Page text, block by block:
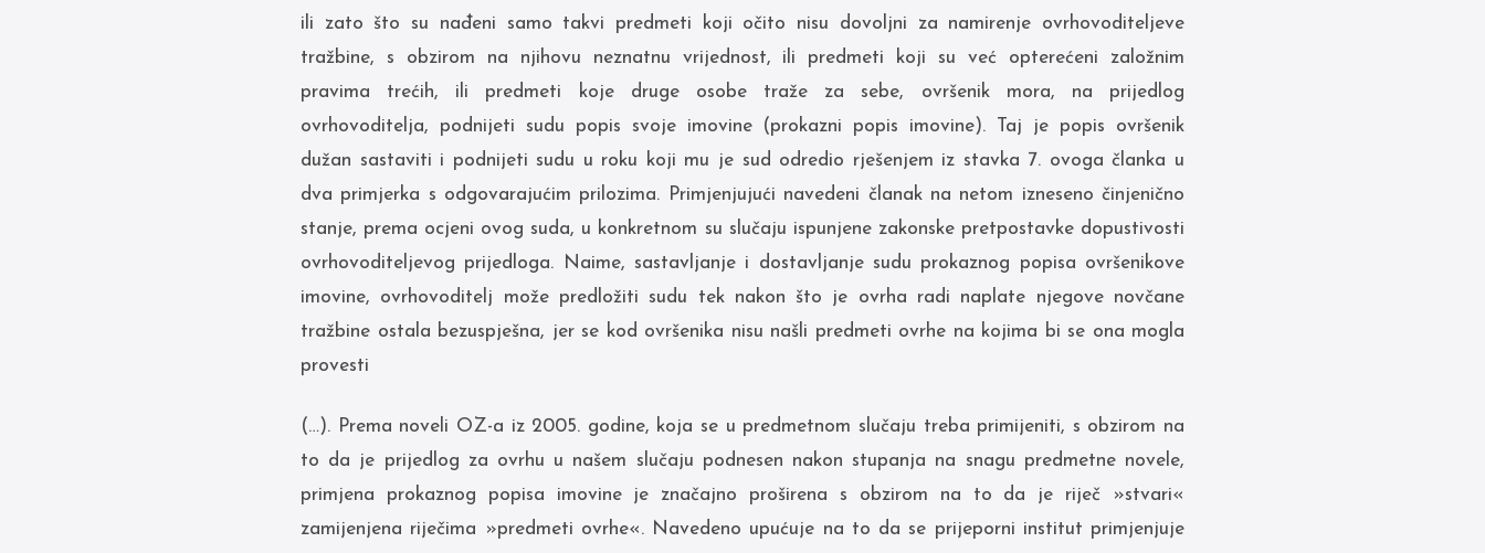
ili zato što su nađeni samo takvi predmeti koji očito nisu dovoljni za namirenje ovrhovoditeljeve
tražbine, s obzirom na njihovu neznatnu vrijednost, ili predmeti koji su već opterećeni založnim
pravima trećih, ili predmeti koje druge osobe traže za sebe, ovršenik mora, na prijedlog
ovrhovoditelja, podnijeti sudu popis svoje imovine (prokazni popis imovine). Taj je popis ovršenik
dužan sastaviti i podnijeti sudu u roku koji mu je sud odredio rješenjem iz stavka 7. ovoga članka u
dva primjerka s odgovarajućim prilozima. Primjenjujući navedeni članak na netom izneseno činjenično
stanje, prema ocjeni ovog suda, u konkretnom su slučaju ispunjene zakonske pretpostavke dopustivosti
ovrhovoditeljevog prijedloga. Naime, sastavljanje i dostavljanje sudu prokaznog popisa ovršenikove
imovine, ovrhovoditelj može predložiti sudu tek nakon što je ovrha radi naplate njegove novčane
tražbine ostala bezuspješna, jer se kod ovršenika nisu našli predmeti ovrhe na kojima bi se ona mogla
provesti
(…). Prema noveli OZ-a iz 2005. godine, koja se u predmetnom slučaju treba primijeniti, s obzirom na
to da je prijedlog za ovrhu u našem slučaju podnesen nakon stupanja na snagu predmetne novele,
primjena prokaznog popisa imovine je značajno proširena s obzirom na to da je riječ »stvari«
zamijenjena riječima »predmeti ovrhe«. Navedeno upućuje na to da se prijeporni institut primjenjuje